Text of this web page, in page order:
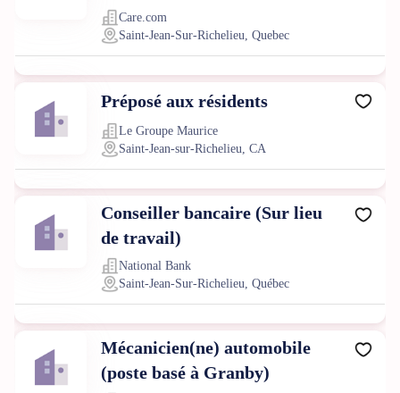
Care.com
Saint-Jean-Sur-Richelieu, Quebec
Préposé aux résidents
Le Groupe Maurice
Saint-Jean-sur-Richelieu, CA
Conseiller bancaire (Sur lieu
de travail)
National Bank
Saint-Jean-Sur-Richelieu, Québec
Mécanicien(ne) automobile
(poste basé à Granby)